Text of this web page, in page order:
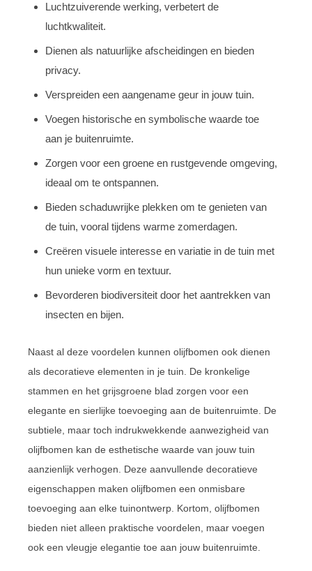
Luchtzuiverende werking, verbetert de
luchtkwaliteit.
Dienen als natuurlijke afscheidingen en bieden
privacy.
Verspreiden een aangename geur in jouw tuin.
Voegen historische en symbolische waarde toe
aan je buitenruimte.
Zorgen voor een groene en rustgevende omgeving,
ideaal om te ontspannen.
Bieden schaduwrijke plekken om te genieten van
de tuin, vooral tijdens warme zomerdagen.
Creëren visuele interesse en variatie in de tuin met
hun unieke vorm en textuur.
Bevorderen biodiversiteit door het aantrekken van
insecten en bijen.
Naast al deze voordelen kunnen olijfbomen ook dienen
als decoratieve elementen in je tuin. De kronkelige
stammen en het grijsgroene blad zorgen voor een
elegante en sierlijke toevoeging aan de buitenruimte. De
subtiele, maar toch indrukwekkende aanwezigheid van
olijfbomen kan de esthetische waarde van jouw tuin
aanzienlijk verhogen. Deze aanvullende decoratieve
eigenschappen maken olijfbomen een onmisbare
toevoeging aan elke tuinontwerp. Kortom, olijfbomen
bieden niet alleen praktische voordelen, maar voegen
ook een vleugje elegantie toe aan jouw buitenruimte.